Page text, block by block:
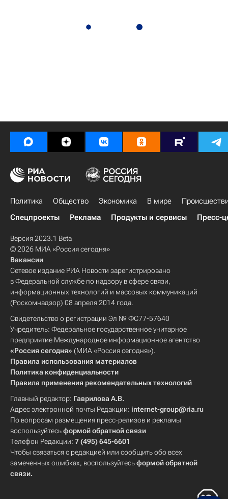
Политика Общество Экономика В мире
Спецпроекты
Реклама Продукты и сервисы Пресс-
Версия 2023.1 Beta
© 2026 МИА «Россия сегодня»
Вакансии
Сетевое издание РИА Новости зарегистрировано
в Федеральной службе по надзору в сфере связи,
информационных технологий и массовых коммуникаций
(Роскомнадзор) 08 апреля 2014 года.
Свидетельство о регистрации Эл № ФС77-57640
Учредитель: Федеральное государственное унитарное
предприятие Международное информационное агентство
«Россия сегодня» (МИА «Россия сегодня»).
Правила использования материалов
Политика конфиденциальности
Правила применения рекомендательных технологий
Главный редактор: Гаврилова А.В.
Адрес электронной почты Редакции: internet-group@ria.ru
По вопросам размещения пресс-релизов и рекламы
воспользуйтесьформой обратной связи
Телефон Редакции: 7 (495) 645-6601
Чтобы связаться с редакцией или сообщить обо всех
замеченных ошибках, воспользуйтесьформой обратной
связи.